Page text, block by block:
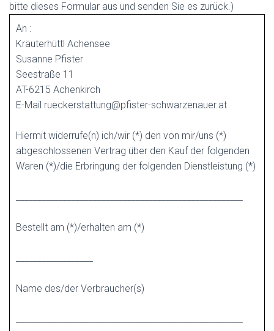
bitte dieses Formular aus und senden Sie es zurück.)
An :
Kräuterhüttl Achensee
Susanne Pfister
Seestraße 11
AT-6215 Achenkirch
E-Mail rueckerstattung@pfister-schwarzenauer.at
Hiermit widerrufe(n) ich/wir (*) den von mir/uns (*)
abgeschlossenen Vertrag über den Kauf der folgenden
Waren (*)/die Erbringung der folgenden Dienstleistung (*)
Bestellt am (*)/erhalten am (*)
Name des/der Verbraucher(s)